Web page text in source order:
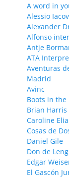
A word in
Alessio
Alexander
Alfonso
Antje
ATA
Aventuras
Madrid
Avinc
Boots in the
Brian Harris
Caroline
Cosas de
Daniel Gile
Don de
Edgar
El Gascón